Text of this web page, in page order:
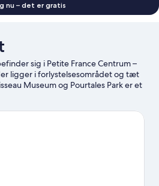
nu – det er gratis
sig i Petite France Centrum –
ligger i forlystelsesområdet og tæt
Museum og Pourtales Park er et
er på agendaen, mens dem der
Ser du frem til et event eller en